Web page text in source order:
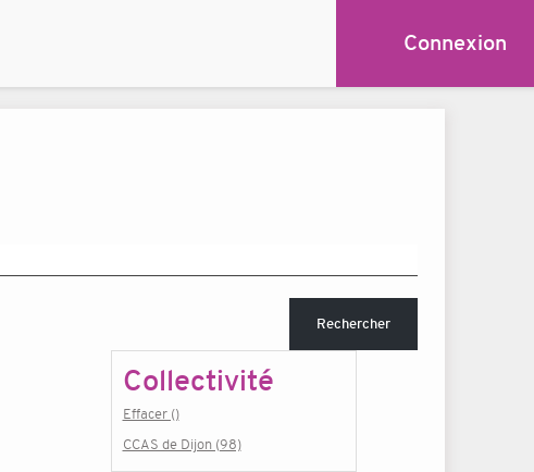
Connexion
Rechercher
Collectivité
Effacer ()
CCAS de Dijon (98)